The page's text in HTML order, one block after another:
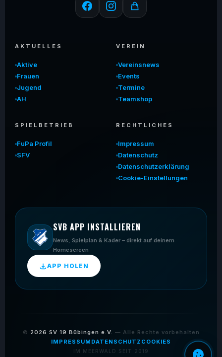
AKTUELLES
Aktive
Frauen
Jugend
AH
VEREIN
Vereinsnews
Events
Termine
Teamshop
SPIELBETRIEB
FuPa Profil
SFV
RECHTLICHES
Impressum
Datenschutz
Datenschutzerklärung
Cookie-Einstellungen
SVB APP INSTALLIEREN
News, Spielplan & Kader – direkt auf deinem
Homescreen
APP HOLEN
© 2026 SV 19 Bübingen e.V. — Alle Rechte vorbehalten
IMPRESSUM DATENSCHUTZ COOKIES
IM MEERWALD SEIT 2019